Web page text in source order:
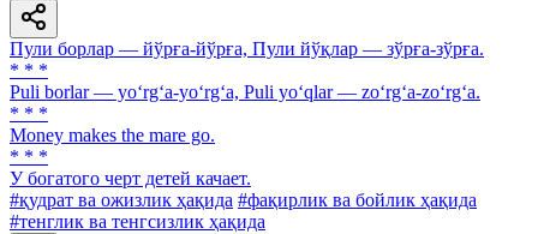
Пули борлар — йўрға-йўрға, Пули йўқлар — зўрға-зўрға.
* * *
Puli borlar — yo‘rg‘a-yo‘rg‘a, Puli yo‘qlar — zo‘rg‘a-zo‘rg‘a.
* * *
Money makes the mare go.
* * *
У богатого черт детей качает.
#қудрат ва ожизлик ҳақида #фақирлик ва бойлик ҳақида
#тенглик ва тенгсизлик ҳақида